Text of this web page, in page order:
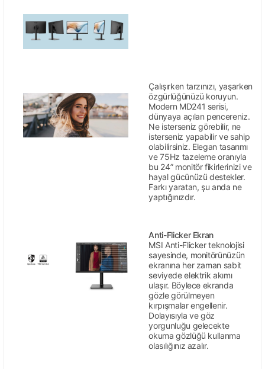
Çalışırken tarzınızı, yaşarken
özgürlüğünüzü koruyun.
Modern MD241 serisi,
dünyaya açılan pencereniz.
Ne isterseniz görebilir, ne
isterseniz yapabilir ve sahip
olabilirsiniz. Elegan tasarımı
ve 75Hz tazeleme oranıyla
bu 24” monitör fikirlerinizi ve
hayal gücünüzü destekler.
Farkı yaratan, şu anda ne
yaptığınızdır.
Anti-Flicker Ekran
MSI Anti-Flicker teknolojisi
sayesinde, monitörünüzün
ekranına her zaman sabit
seviyede elektrik akımı
ulaşır. Böylece ekranda
gözle görülmeyen
kırpışmalar engellenir.
Dolayısıyla ve göz
yorgunluğu gelecekte
okuma gözlüğü kullanma
olasılığınız azalır.